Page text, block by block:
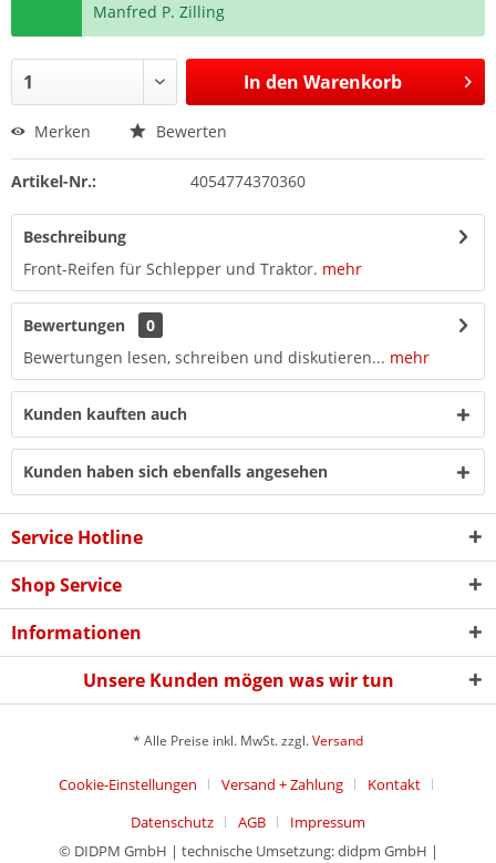
Manfred P. Zilling
In den Warenkorb
Merken Bewerten
Artikel-Nr.: 4054774370360
Beschreibung
Front-Reifen für Schlepper und Traktor. mehr
Bewertungen
0
Bewertungen lesen, schreiben und diskutieren... mehr
Kunden kauften auch
Kunden haben sich ebenfalls angesehen
Service Hotline
Shop Service
Informationen
Unsere Kunden mögen was wir tun
* Alle Preise inkl. MwSt. zzgl.Versand
Cookie-Einstellungen Versand + Zahlung
Kontakt
Datenschutz
AGB
Impressum
© DIDPM GmbH | technische Umsetzung: didpm GmbH |